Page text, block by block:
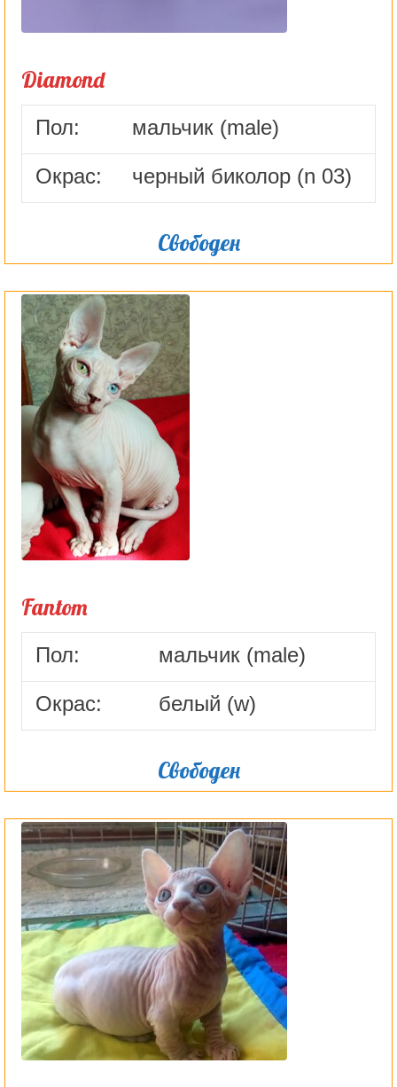
Diamond
Пол: мальчик (male)
Окрас: черный биколор (n 03)
Свободен
Fantom
Пол: мальчик (male)
Окрас: белый (w)
Свободен